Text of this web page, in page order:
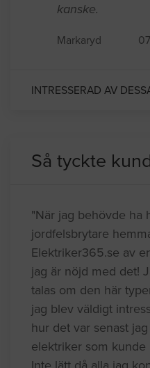
kanske.
Markaryd
INTRESSERAD AV
Så tyckte
"När jag behövde ha
jordfelsbrytare
Elektriker365.se av
jag är nöjd med det!
talas om den här
jag blev väldigt
hur det var senast
elektriker som